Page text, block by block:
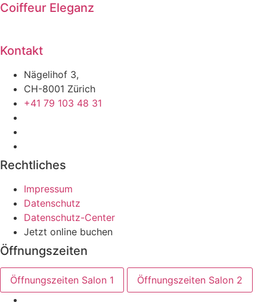
Coiffeur Eleganz
Kontakt
Nägelihof 3,
CH-8001 Zürich
+41 79 103 48 31
Rechtliches
Impressum
Datenschutz
Datenschutz-Center
Jetzt online buchen
Öffnungszeiten
Öffnungszeiten Salon 1 Öffnungszeiten Salon 2